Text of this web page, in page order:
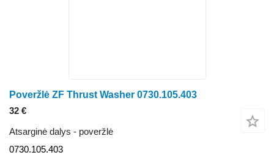
Poveržlė ZF Thrust Washer 0730.105.403
32 €
Atsarginė dalys - poveržlė
0730.105.403